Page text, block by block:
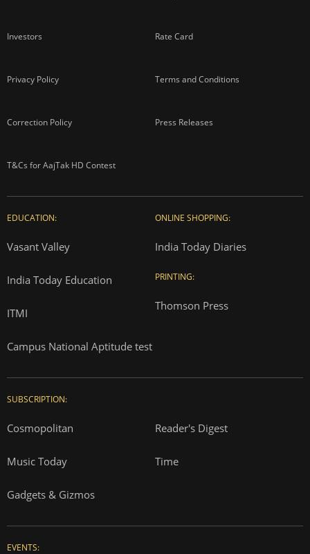
Investors Rate Card
Privacy Policy Terms and Conditions
Correction Policy Press Releases
T&Cs for AajTak HD Contest
EDUCATION:
Vasant Valley
India Today Education
ITMI
Campus National Aptitude test
ONLINE SHOPPING:
India Today Diaries
PRINTING:
Thomson Press
SUBSCRIPTION:
Cosmopolitan Reader's Digest
Music Today Time
Gadgets & Gizmos
EVENTS: